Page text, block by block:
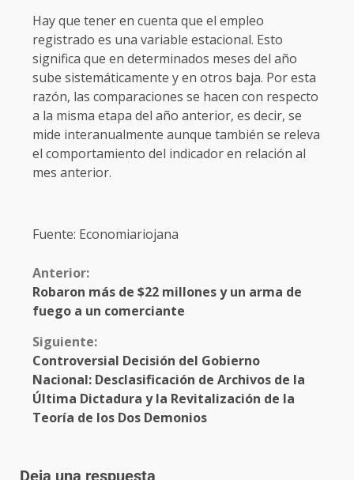
Hay que tener en cuenta que el empleo
registrado es una variable estacional. Esto
significa que en determinados meses del año
sube sistemáticamente y en otros baja. Por esta
razón, las comparaciones se hacen con respecto
a la misma etapa del año anterior, es decir, se
mide interanualmente aunque también se releva
el comportamiento del indicador en relación al
mes anterior.
Fuente: Economiariojana
Anterior:
Robaron más de $22 millones y un arma de
fuego a un comerciante
Siguiente:
Controversial Decisión del Gobierno
Nacional: Desclasificación de Archivos de la
Última Dictadura y la Revitalización de la
Teoría de los Dos Demonios
Deja una respuesta